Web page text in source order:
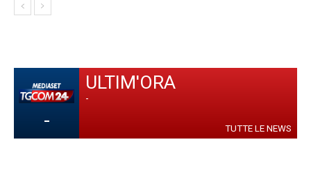
-
ULTIM'ORA
-
TUTTE LE NEWS